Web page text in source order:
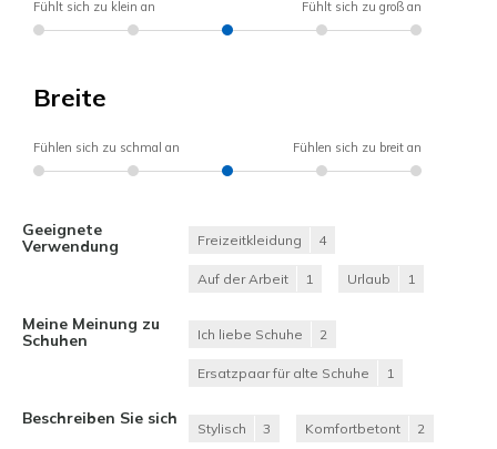
Fühlt sich zu klein an Fühlt sich zu groß an
Breite
Fühlen sich zu schmal an Fühlen sich zu breit an
Geeignete
Verwendung
Freizeitkleidung 4
Auf der Arbeit 1 Urlaub 1
Meine Meinung zu
Schuhen
Ich liebe Schuhe 2
Ersatzpaar für alte Schuhe 1
Beschreiben Sie sich
Stylisch 3 Komfortbetont 2